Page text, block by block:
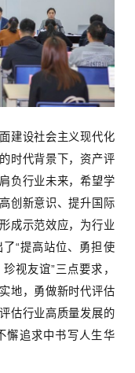
建设社会主义现代化
时代背景下，资产评
负行业未来，希望学
创新意识、提升国际
成示范效应，为行业
“提高站位、勇担使
视友谊”三点要求，
地，勇做新时代评估
估行业高质量发展的
懈追求中书写人生华